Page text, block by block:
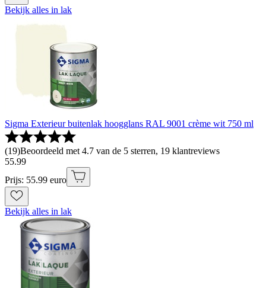
Bekijk alles in lak
Sigma Exterieur buitenlak hoogglans RAL 9001 crème wit 750 ml
(19)Beoordeeld met 4.7 van de 5 sterren, 19 klantreviews
55.99
Prijs: 55.99 euro
Bekijk alles in lak